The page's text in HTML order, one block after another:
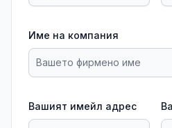
Име на компания
Вашият имейл адрес